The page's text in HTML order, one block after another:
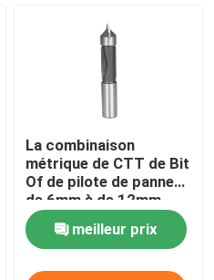
La combinaison
métrique de CTT de Bit
Of de pilote de panneau
de 6mm à de 12mm
perce et le peu de
routeur d'équilibre
meilleur prix